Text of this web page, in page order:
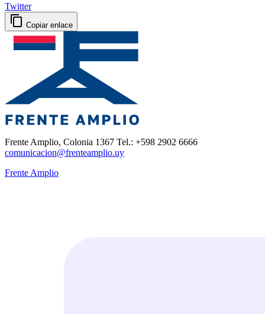
Twitter
Copiar enlace
Frente Amplio, Colonia 1367 Tel.: +598 2902 6666
comunicacion@frenteamplio.uy
Frente Amplio